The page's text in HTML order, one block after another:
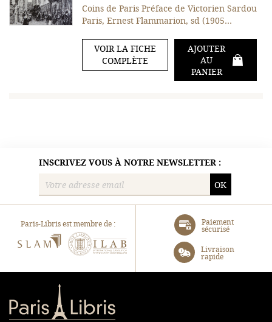
Coins de Paris Préface de Victorien Sardou
Paris, Ernest Flammarion, sd (1905…
VOIR LA FICHE
COMPLÈTE
AJOUTER
AU
PANIER
INSCRIVEZ VOUS À NOTRE NEWSLETTER :
OK
Paris-Libris est membre de :
SLAM
Paiement
sécurisé
Livraison
rapide